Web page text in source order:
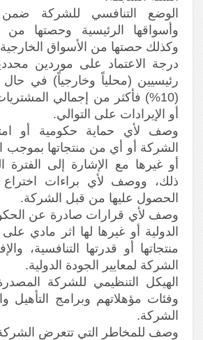
الوضع التنافسي للشركة
وأسواقها الرئيسية وحصتها
وكذلك حصتها من الأسواق
درجة الاعتماد على موردين
رئيسيين (محلياً وخارجياً) في
(10%) فأكثر من إجمالي
أو الإيرادات على التوالي.
وصف لأي حماية حكومية أو
الشركة أو أي من منتجاتها بموجب
أو غيرها مع الإشارة إلى الفترة
ذلك، ووصف لأي براءات اختراع
الحصول عليها من قبل الشركة.
وصف لأي قرارات صادرة عن
الدولية أو غيرها لها اثر مادي
منتجاتها أو قدرتها التنافسية،
الشركة لمعايير الجودة الدولية.
الهيكل التنظيمي للشركة
وفئات مؤهلاتهم وبرامج التأهيل
الشركة.
وصف للمخاطر التي تتعرض الشركة